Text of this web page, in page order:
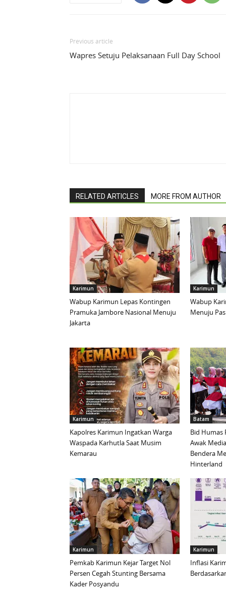
Previous article
Wapres Setuju Pelaksanaan Full Day School
RELATED ARTICLES MORE FROM AUTHOR
Karimun
Wabup Karimun Lepas Kontingen
Pramuka Jambore Nasional Menuju
Jakarta
Karimun
Wabup
Menuju
Karimun
Kapolres Karimun Ingatkan Warga
Waspada Karhutla Saat Musim
Kemarau
Batam
Bid Humas
Awak
Bendera
Hinterland
Karimun
Pemkab Karimun Kejar Target Nol
Persen Cegah Stunting Bersama
Kader Posyandu
Karimun
Inflasi